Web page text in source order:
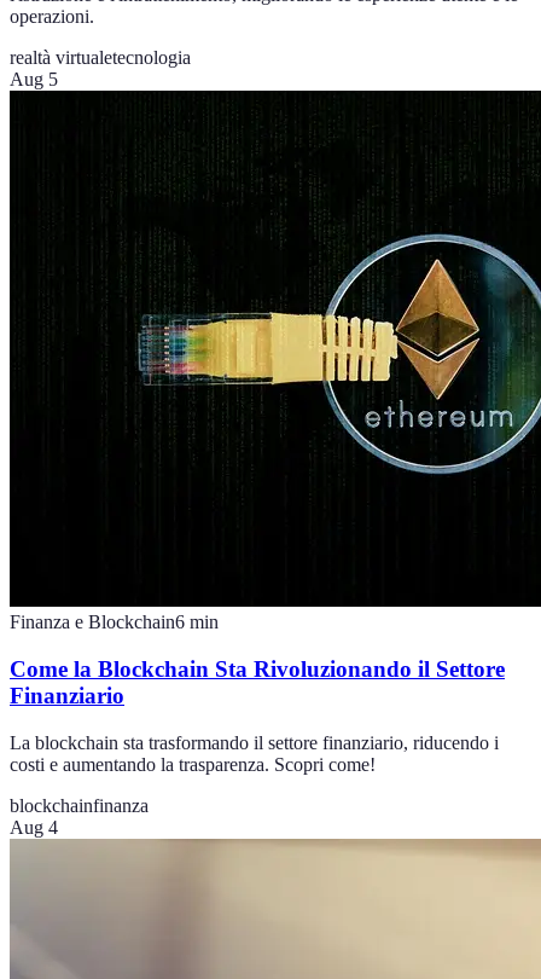
operazioni.
realtà virtualetecnologia
Aug 5
Finanza e Blockchain6 min
Come la Blockchain Sta Rivoluzionando il Settore
Finanziario
La blockchain sta trasformando il settore finanziario, riducendo i
costi e aumentando la trasparenza. Scopri come!
blockchainfinanza
Aug 4